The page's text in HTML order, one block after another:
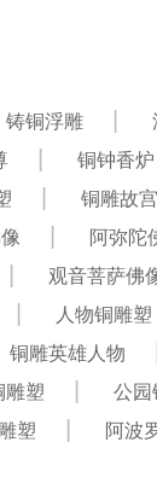
铸铜浮雕
铜钟香炉
铜雕故
阿弥陀
观音菩萨佛
人物铜雕塑
铜雕英雄人物
雕塑 公园
塑 阿波